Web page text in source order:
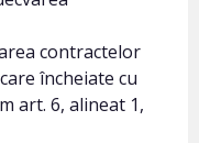
contractelor
încheiate cu
art. 6, alineat 1,